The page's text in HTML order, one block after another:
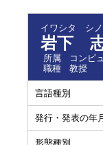
イワシタ シノ
岩下
所属
コンピ
職種
教授
言語種別
発行・発表の年
形態種別